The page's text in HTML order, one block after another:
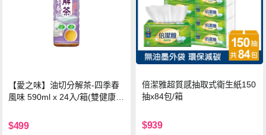
【愛之味】油切分解茶-四季春
風味 590ml x 24入/箱(雙健康認
$499
倍潔雅超質感抽取式衛生紙150
抽x84包/箱
$939